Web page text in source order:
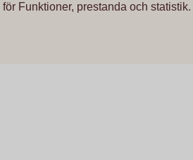
Funktioner, prestanda och statistik.